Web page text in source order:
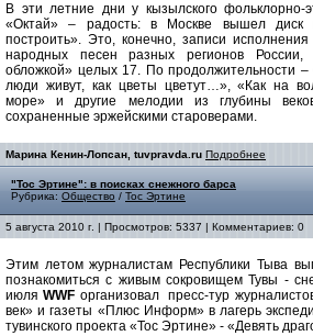
В эти летние дни у кызылского фольклорно-
«Октай» – радость: в Москве вышел диск
построить». Это, конечно, записи
народных песен разных регионов России,
обложкой» целых 17. По продолжительности –
люди живут, как цветы цветут…», «Как на
море» и другие мелодии из глубины
сохраненные эржейскими староверами.
Марина Кенин-Лопсан, tuvpravda.ru Подробнее
"Тос Эртине": в поисках снежного барса
Рубрика: Общество / Тос Эртине
5 августа 2010 г. | Просмотров: 5337 | Комментариев: 0
Этим летом журналистам Республики Тыва
познакомиться с живым сокровищем Тувы -
июля WWF организовал пресс-тур
век» и газеты «Плюс Информ» в лагерь
тувинского проекта «Тос Эртине» - «Девять